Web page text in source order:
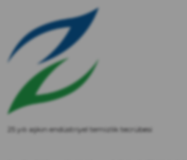
25 yılı aşkın endüstriyel temizlik tecrübesi